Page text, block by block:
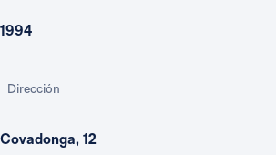
1994
Dirección
Covadonga, 12